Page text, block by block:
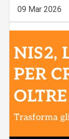
09 Mar 2026